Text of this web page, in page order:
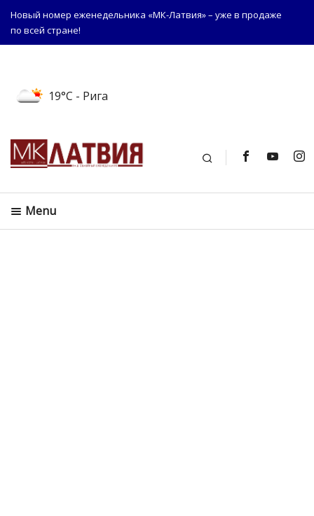
Новый номер еженедельника «МК-Латвия» – уже в продаже
по всей стране!
19°C - Рига
Поиск
Menu